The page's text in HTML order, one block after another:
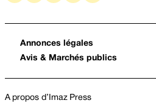
Annonces légales
Avis & Marchés publics
A propos d’Imaz Press